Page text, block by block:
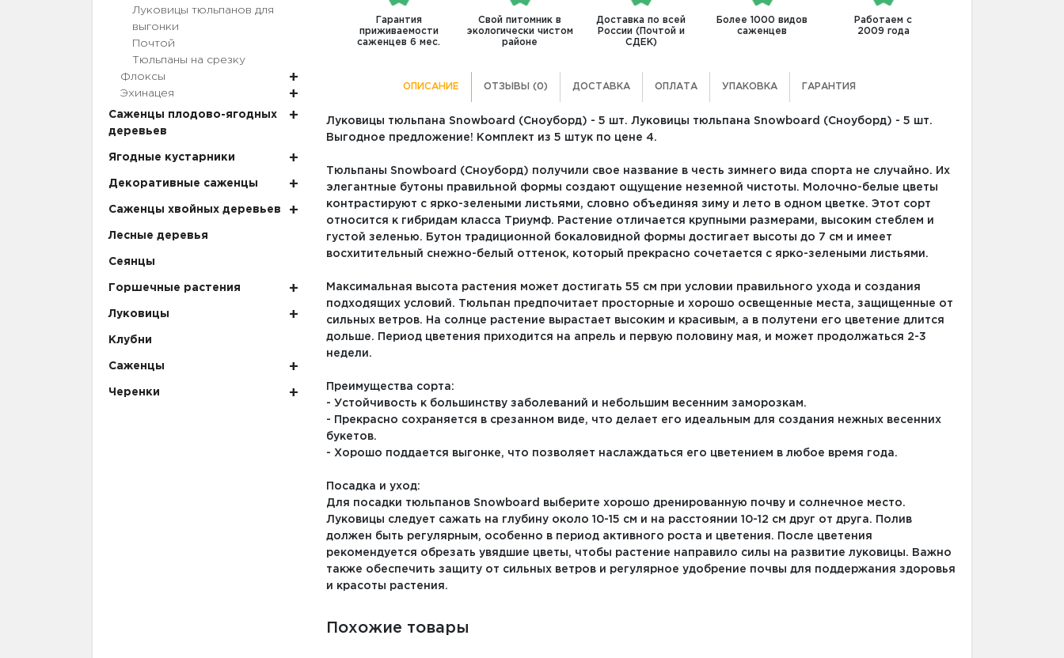
Луковицы тюльпанов для
выгонки
Почтой
Тюльпаны на срезку
Флоксы
Эхинацея
Саженцы плодово-ягодных
деревьев
Ягодные кустарники
Декоративные саженцы
Саженцы хвойных деревьев
Лесные деревья
Сеянцы
Горшечные растения
Луковицы
Клубни
Саженцы
Черенки
Гарантия
приживаемости
саженцев 6 мес.
Свой питомник в
экологически чистом
районе
Доставка по всей
России (Почтой и
СДЕК)
Более 1000 видов
саженцев
Работаем с
2009 года
ОПИСАНИЕ ОТЗЫВЫ (0) ДОСТАВКА ОПЛАТА УПАКОВКА ГАРАНТИЯ
Луковицы тюльпана Snowboard (Сноуборд) - 5 шт. Луковицы тюльпана Snowboard (Сноуборд) - 5 шт.
Выгодное предложение! Комплект из 5 штук по цене 4.
Тюльпаны Snowboard (Сноуборд) получили свое название в честь зимнего вида спорта не случайно. Их
элегантные бутоны правильной формы создают ощущение неземной чистоты. Молочно-белые цветы
контрастируют с ярко-зелеными листьями, словно объединяя зиму и лето в одном цветке. Этот сорт
относится к гибридам класса Триумф. Растение отличается крупными размерами, высоким стеблем и
густой зеленью. Бутон традиционной бокаловидной формы достигает высоты до 7 см и имеет
восхитительный снежно-белый оттенок, который прекрасно сочетается с ярко-зелеными листьями.
Максимальная высота растения может достигать 55 см при условии правильного ухода и создания
подходящих условий. Тюльпан предпочитает просторные и хорошо освещенные места, защищенные от
сильных ветров. На солнце растение вырастает высоким и красивым, а в полутени его цветение длится
дольше. Период цветения приходится на апрель и первую половину мая, и может продолжаться 2-3
недели.
Преимущества сорта:
- Устойчивость к большинству заболеваний и небольшим весенним заморозкам.
- Прекрасно сохраняется в срезанном виде, что делает его идеальным для создания нежных весенних
букетов.
- Хорошо поддается выгонке, что позволяет наслаждаться его цветением в любое время года.
Посадка и уход:
Для посадки тюльпанов Snowboard выберите хорошо дренированную почву и солнечное место.
Луковицы следует сажать на глубину около 10-15 см и на расстоянии 10-12 см друг от друга. Полив
должен быть регулярным, особенно в период активного роста и цветения. После цветения
рекомендуется обрезать увядшие цветы, чтобы растение направило силы на развитие луковицы. Важно
также обеспечить защиту от сильных ветров и регулярное удобрение почвы для поддержания здоровья
и красоты растения.
Похожие товары